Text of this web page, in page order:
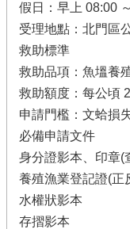
假日：早上 08:00
受理地點：北門區
救助標準
救助品項：魚塭養
救助額度：每公頃
申請門檻：文蛤損
必備申請文件
身分證影本、印章(
養殖漁業登記證(正
水權狀影本
存摺影本